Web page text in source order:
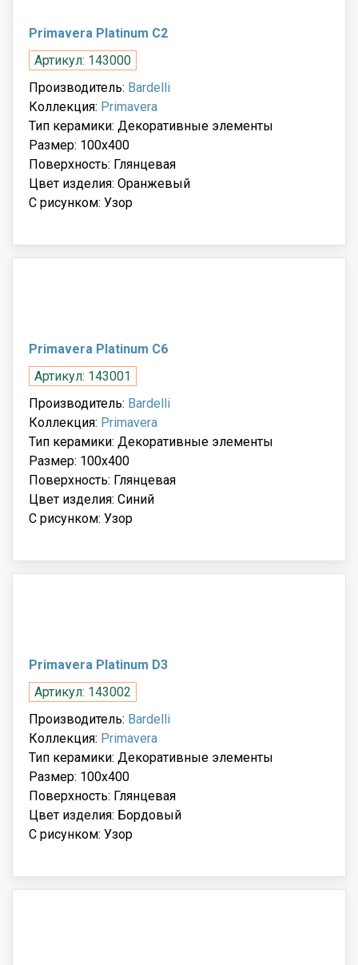
Primavera Platinum C2
Артикул: 143000
Производитель: Bardelli
Коллекция: Primavera
Тип керамики: Декоративные элементы
Размер: 100x400
Поверхность: Глянцевая
Цвет изделия: Оранжевый
С рисунком: Узор
Primavera Platinum C6
Артикул: 143001
Производитель: Bardelli
Коллекция: Primavera
Тип керамики: Декоративные элементы
Размер: 100x400
Поверхность: Глянцевая
Цвет изделия: Синий
С рисунком: Узор
Primavera Platinum D3
Артикул: 143002
Производитель: Bardelli
Коллекция: Primavera
Тип керамики: Декоративные элементы
Размер: 100x400
Поверхность: Глянцевая
Цвет изделия: Бордовый
С рисунком: Узор